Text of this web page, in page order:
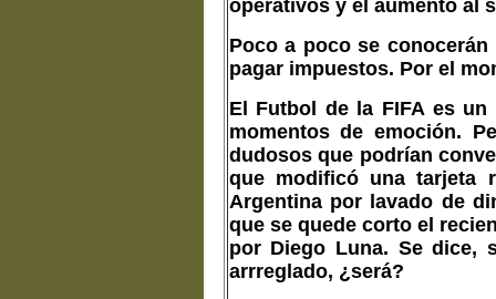
operativos y el aumento al
Poco a poco se
pagar impuestos. Por el
El Futbol de la FIFA es
momentos de emoción.
dudosos que podrían
que modificó una tarjeta
Argentina por lavado de
que se quede corto el
por Diego Luna. Se dice,
arrreglado, ¿será?